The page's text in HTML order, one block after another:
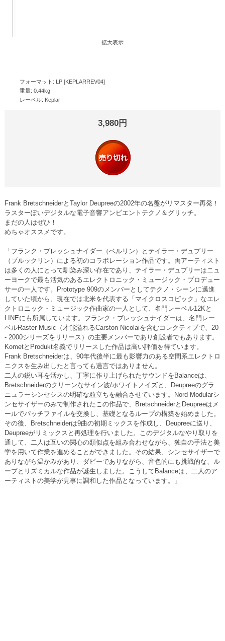
拡大表示
フォーマット: LP [KEPLARREV04]
重量: 0.44kg
レーベル: Keplar
3,980円
Frank BretschneiderとTaylor Deupreeの2002年の名盤がリマスター再発！
ラスターぽいデジタルな電子音響アンビエントテクノ＆グリッチ。
まだの人はぜひ！
めちゃオススメです。
「フランク・ブレッシュナイダー（ベルリン）とテイラー・デュプリー
（ブルックリン）による初のコラボレーション作品です。両アーティスト
は多くの人にとって馴染み深い存在であり、テイラー・デュプリーはニュ
ーヨークで最も活気のあるエレクトロニック・ミュージック・プロデュー
サーの一人です。Prototype 909のメンバーとしてテクノ・シーンに邁進
していた頃から、現在では北米を代表する「マイクロスコピック」なエレ
クトロニック・ミュージック作曲家の一人として、名門レーベル12Kと
LINEにも所属しています。フランク・ブレッシュナイダーは、名門レー
ベルRaster Music（才能溢れるCarston Nicolaiを含むコレクティブで、20
- 2000シリーズをリリース）の主要メンバーであり創設者でもあります。
KometとProdukt名義でリリースした作品は高い評価を得ています。
Frank Bretschneiderは、90年代後半に最も影響力のある空間系エレクトロ
ニクスを生み出したと言っても過言ではありません。
二人の鋭い耳を活かし、丁寧に作り上げられたサウンドをBalanceは、
Bretschneiderのクリーンなサイン波/ホワイトノイズと、Deupreeのグラ
ニュラーシンセシスの明確な粒立ちを融合させています。Nord Modularシ
ンセサイザーのみで制作されたこの作品で、BretschneiderとDeupreeはメ
ールでパッチファイルを交換し、基礎となるループの構築を始めました。
その後、Bretschneiderは9曲の初期ミックスを作成し、Deupreeに送り、
Deupreeがリミックスと再処理を行いました。このデジタルなやり取りを
通して、二人は互いの関心の類似点を組み合わせながら、独自の手法と美
学を用いて作業を進めることができました。その結果、シンセサイザーで
ありながら温かみがあり、ダビーでありながら、音色的にも挑戦的な、ル
ープとリズミカルな作品が誕生しました。こうしてBalanceは、二人のア
ーティストの美学が見事に調和した作品となっています。」